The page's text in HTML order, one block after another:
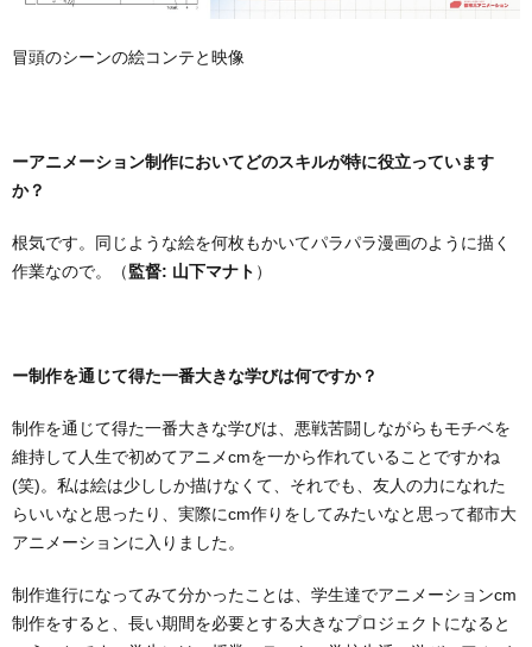
冒頭のシーンの絵コンテと映像
ーアニメーション制作においてどのスキルが特に役立っています
か？
根気です。同じような絵を何枚もかいてパラパラ漫画のように描く
作業なので。（監督: 山下マナト ）
ー制作を通じて得た一番大きな学びは何ですか？
制作を通じて得た一番大きな学びは、悪戦苦闘しながらもモチベを
維持して人生で初めてアニメcmを一から作れていることですかね
(笑)。私は絵は少ししか描けなくて、それでも、友人の力になれた
らいいなと思ったり、実際にcm作りをしてみたいなと思って都市大
アニメーションに入りました。
制作進行になってみて分かったことは、学生達でアニメーションcm
制作をすると、長い期間を必要とする大きなプロジェクトになると